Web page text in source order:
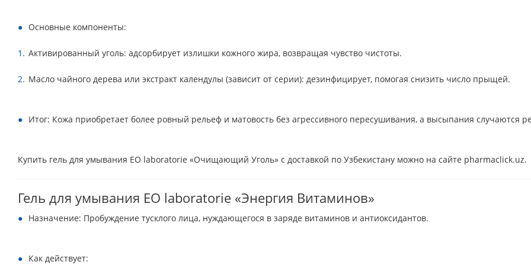
Основные компоненты:
Активированный уголь: адсорбирует излишки кожного жира, возвращая чувство чистоты.
Масло чайного дерева или экстракт календулы (зависит от серии): дезинфицирует, помогая снизить число прыщей.
Итог: Кожа приобретает более ровный рельеф и матовость без агрессивного пересушивания, а высыпания случаются
Купить гель для умывания EO laboratorie «Очищающий Уголь» с доставкой по Узбекистану можно на сайте pharmaclick.uz.
Гель для умывания EO laboratorie «Энергия Витаминов»
Назначение: Пробуждение тусклого лица, нуждающегося в заряде витаминов и антиоксидантов.
Как действует: